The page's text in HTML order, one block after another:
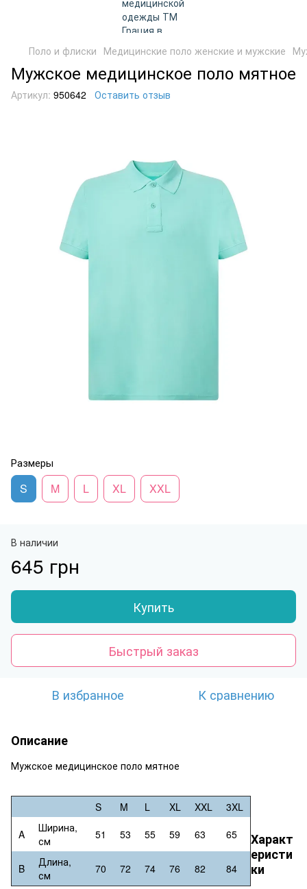
Поло и флиски Медицинские поло женские и мужские
Мужское медицинское поло мятное
Артикул: 950642 Оставить отзыв
Размеры
S M L XL XXL
В наличии
645 грн
Купить
Быстрый заказ
В избранное К сравнению
Описание
Мужское медицинское поло мятное
S M L XL XXL
3XL
A
Ширина,
см
51 53 55 59 63 65
B
Длина,
см
70 72 74 76 82 84
Характ
еристи
ки